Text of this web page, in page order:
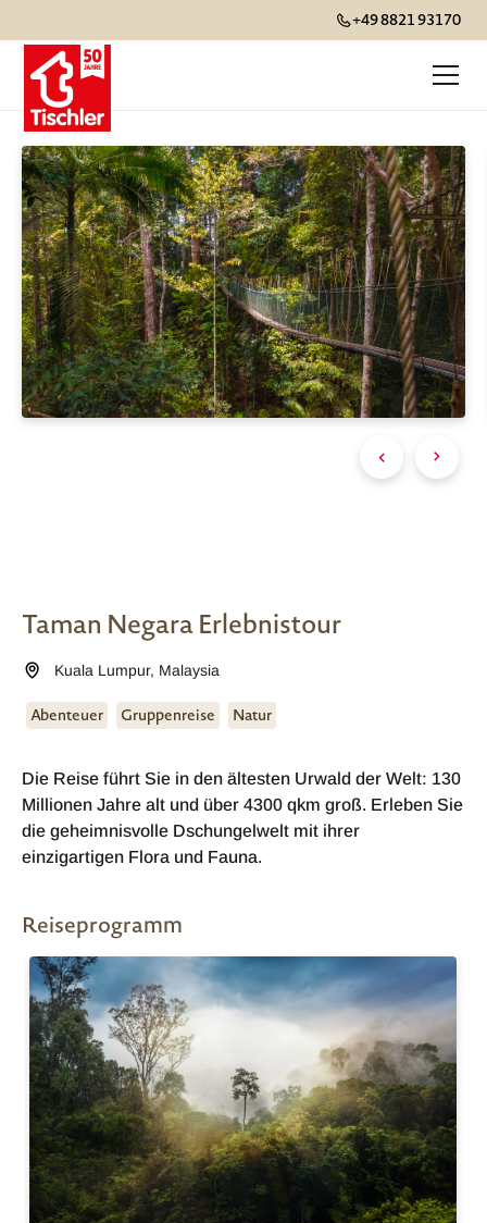
+49 8821 93170
Taman Negara Erlebnistour
Kuala Lumpur, Malaysia
Abenteuer Gruppenreise Natur
Die Reise führt Sie in den ältesten Urwald der Welt: 130
Millionen Jahre alt und über 4300 qkm groß. Erleben Sie
die geheimnisvolle Dschungelwelt mit ihrer
einzigartigen Flora und Fauna.
Reiseprogramm